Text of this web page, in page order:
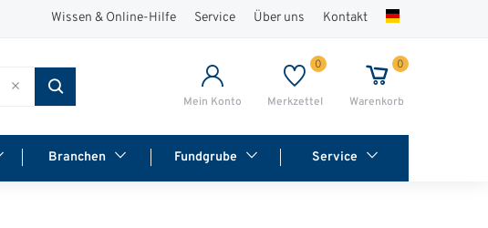
Wissen & Online-Hilfe Service Über uns Kontakt
Mein Konto
0
Merkzettel
0
Warenkorb
Branchen Fundgrube Service